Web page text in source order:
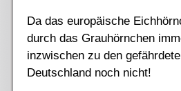
Da das europäische
durch das Grauhörnchen
inzwischen zu den
Deutschland noch nicht!